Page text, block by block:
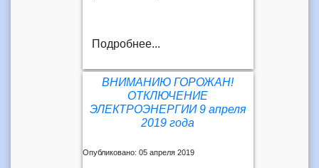
Подробнее...
ВНИМАНИЮ ГОРОЖАН!
ОТКЛЮЧЕНИЕ
ЭЛЕКТРОЭНЕРГИИ 9 апреля
2019 года
Опубликовано: 05 апреля 2019